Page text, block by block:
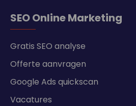
SEO Online Marketing
Gratis SEO analyse
Offerte aanvragen
Google Ads quickscan
Vacatures